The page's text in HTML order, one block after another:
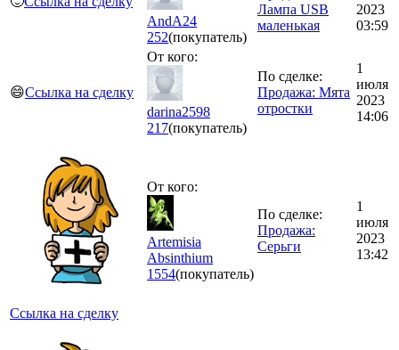
AndA24
252(покупатель)
Лампа USB
маленькая
2023
03:59
😄Ссылка на сделку
От кого:
darina2598
217(покупатель)
По сделке:
Продажа: Мята
отростки
1
июля
2023
14:06
Ссылка на сделку
От кого:
Artemisia
Absinthium
1554(покупатель)
По сделке:
Продажа:
Серьги
1
июля
2023
13:42